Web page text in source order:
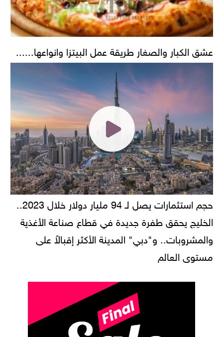
عشق الكبار والصغار طريقة عمل البيتزا وانواعها......
حجم استثمارات يصل لـ 94 مليار دولار خلال 2023..
الخليج يحقق طفرة جديدة في قطاع صناعة الأغذية
والمشروبات.. و"دبي" المدينة الأكثر إقبالاً على
مستوى العالم